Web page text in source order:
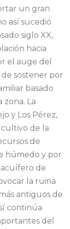
un gran
así sucedió
siglo XX,
hacia
el auge del
sostener por
basado
La
y Los Pérez,
de la
de
húmedo y por
de
la ruina
antiguos de
continúa
del